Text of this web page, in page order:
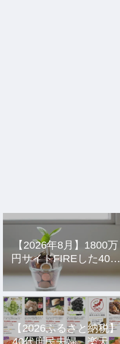
【2026年8月】1800万
円サイドFIREした40代
主婦の投資結果公開
【2026ふるさと納税】
40代庶民夫婦、楽天市